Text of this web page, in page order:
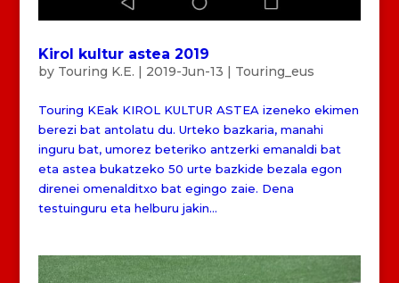
Kirol kultur astea 2019
by Touring K.E. | 2019-Jun-13 | Touring_eus
Touring KEak KIROL KULTUR ASTEA izeneko ekimen
berezi bat antolatu du. Urteko bazkaria, manahi
inguru bat, umorez beteriko antzerki emanaldi bat
eta astea bukatzeko 50 urte bazkide bezala egon
direnei omenalditxo bat egingo zaie. Dena
testuinguru eta helburu jakin...